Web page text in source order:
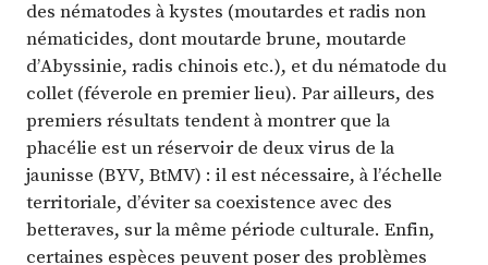
des nématodes à kystes (moutardes et radis non
nématicides, dont moutarde brune, moutarde
d’Abyssinie, radis chinois etc.), et du nématode du
collet (féverole en premier lieu). Par ailleurs, des
premiers résultats tendent à montrer que la
phacélie est un réservoir de deux virus de la
jaunisse (BYV, BtMV) : il est nécessaire, à l’échelle
territoriale, d’éviter sa coexistence avec des
betteraves, sur la même période culturale. Enfin,
certaines espèces peuvent poser des problèmes